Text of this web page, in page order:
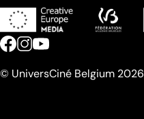
© UniversCiné Belgium 2026